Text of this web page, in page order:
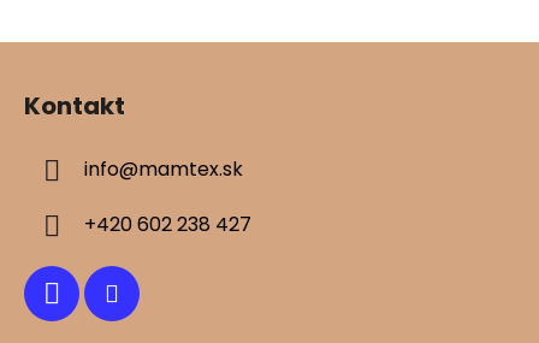
ý
Z
Kontakt
info@mamtex.sk
+420 602 238 427